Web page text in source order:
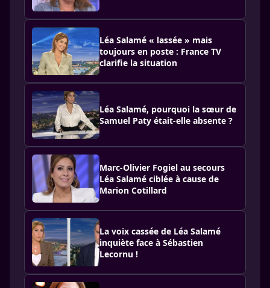
Léa Salamé « lassée » mais
toujours en poste : France TV
clarifie la situation
Léa Salamé, pourquoi la sœur de
Samuel Paty était-elle absente ?
Marc-Olivier Fogiel au secours
Léa Salamé ciblée à cause de
Marion Cotillard
La voix cassée de Léa Salamé
inquiète face à Sébastien
Lecornu !